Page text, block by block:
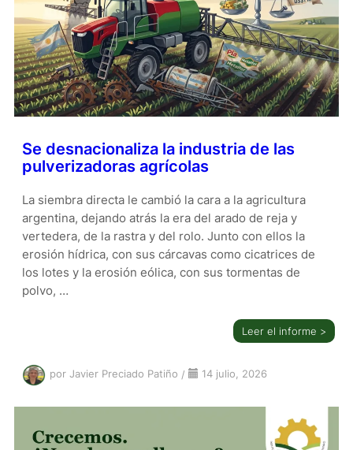
Se desnacionaliza la industria de las
pulverizadoras agrícolas
La siembra directa le cambió la cara a la agricultura
argentina, dejando atrás la era del arado de reja y
vertedera, de la rastra y del rolo. Junto con ellos la
erosión hídrica, con sus cárcavas como cicatrices de
los lotes y la erosión eólica, con sus tormentas de
polvo, …
Leer el informe >
por Javier Preciado Patiño / 14 julio, 2026